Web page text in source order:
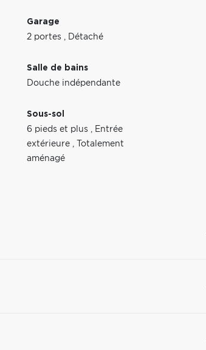
Garage
2 portes
Détaché
Salle de bains
Douche indépendante
Sous-sol
6 pieds et plus
Entrée
extérieure
Totalement
aménagé